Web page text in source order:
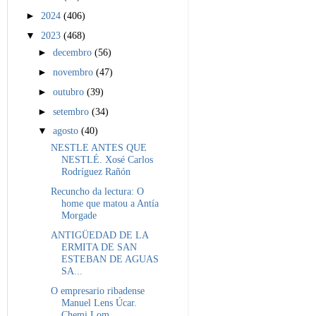
► 2024 (406)
▼ 2023 (468)
►decembro(56)
►novembro(47)
►outubro(39)
►setembro(34)
▼agosto(40)
NESTLE ANTES QUE
NESTLÉ. Xosé Carlos
Rodríguez Rañón
Recuncho da lectura: O
home que matou a Antía
Morgade
ANTIGÜEDAD DE LA
ERMITA DE SAN
ESTEBAN DE AGUAS
SA...
O empresario ribadense
Manuel Lens Úcar.